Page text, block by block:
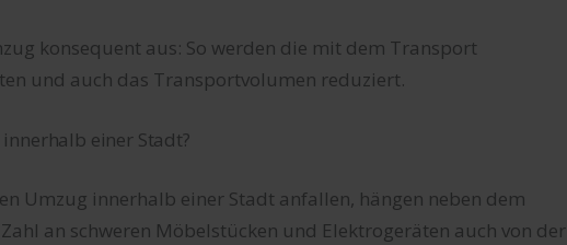
konsequent aus: So werden die mit dem Transport
und auch das Transportvolumen reduziert.
einer Stadt?
Umzug innerhalb einer Stadt anfallen, hängen neben dem
an schweren Möbelstücken und Elektrogeräten auch von der